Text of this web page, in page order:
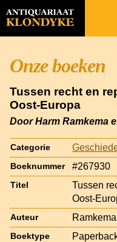
Onze boeken
Tussen recht en
Oost-Europa
Door Harm Ramkema
Categorie
Boeknummer #267930
Titel
Tussen
Oost-
Auteur
Boektype